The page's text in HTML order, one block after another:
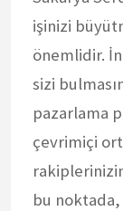
işinizi
önemlidir.
sizi
pazarlama
çevrimiçi
bu noktada,